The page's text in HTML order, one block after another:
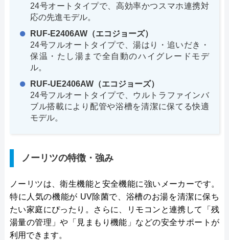
24号オートタイプで、高効率かつスマホ連携対
応の先進モデル。
RUF-E2406AW（エコジョーズ）
24号フルオートタイプで、湯はり・追いだき・
保温・たし湯まで全自動のハイグレードモデ
ル。
RUF-UE2406AW（エコジョーズ）
24号フルオートタイプで、ウルトラファインバ
ブル搭載により配管や浴槽を清潔に保てる快適
モデル。
ノーリツの特徴・強み
ノーリツは、衛生機能と安全機能に強いメーカーです。
特に人気の機能が UV除菌で、浴槽のお湯を清潔に保ち
たい家庭にぴったり。さらに、リモコンと連携して「残
湯量の管理」や「見まもり機能」などの安全サポートが
利用できます。